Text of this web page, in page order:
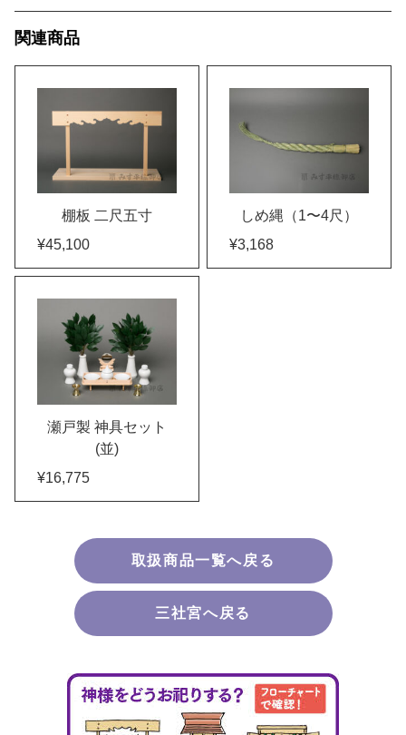
関連商品
棚板 二尺五寸
¥45,100
しめ縄（1〜4尺）
¥3,168
瀬戸製 神具セット
(並)
¥16,775
取扱商品一覧へ戻る
三社宮へ戻る